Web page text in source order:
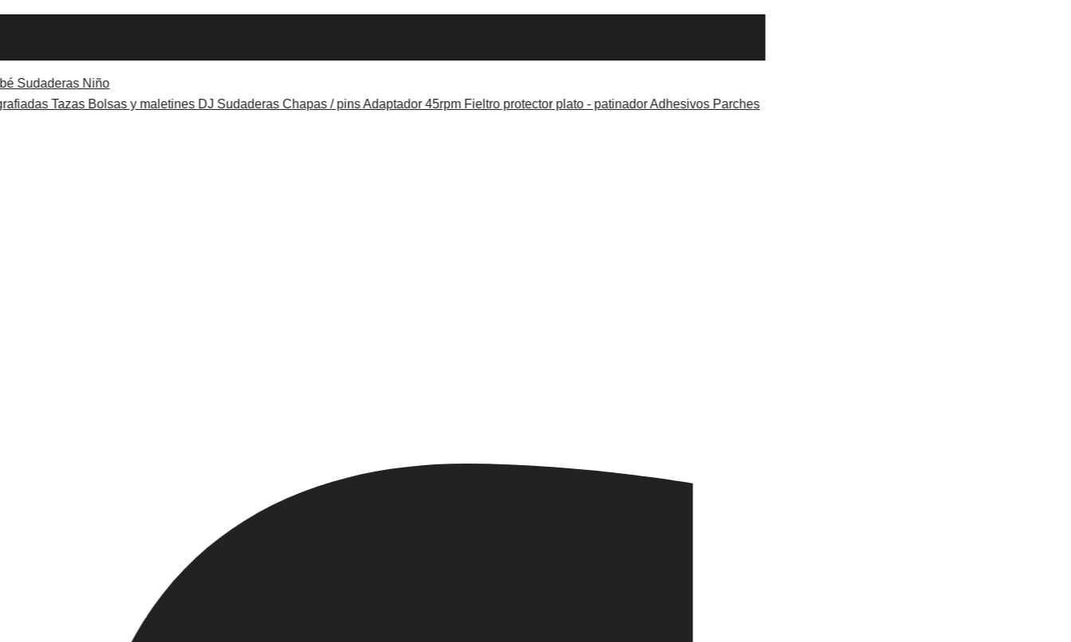
Sudaderas Niño
Tazas Bolsas y maletines DJ Sudaderas Chapas / pinsAdaptador 45rpm Fieltro protector plato - patinadorAdhesivos Parches